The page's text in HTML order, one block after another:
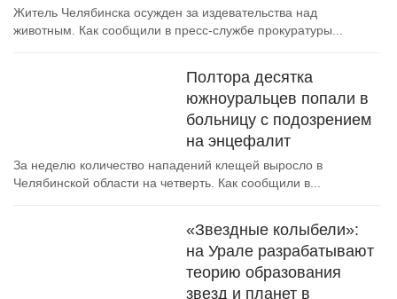
Житель Челябинска осужден за издевательства над
животным. Как сообщили в пресс-службе прокуратуры...
Полтора десятка
южноуральцев попали в
больницу с подозрением
на энцефалит
За неделю количество нападений клещей выросло в
Челябинской области на четверть. Как сообщили в...
«Звездные колыбели»:
на Урале разрабатывают
теорию образования
звезд и планет в